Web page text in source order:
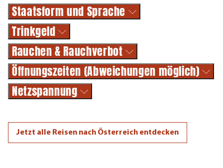
Staatsform und Sprache
Trinkgeld
Rauchen & Rauchverbot
Öffnungszeiten (Abweichungen möglich)
Netzspannung
Jetzt alle Reisen nach Österreich entdecken